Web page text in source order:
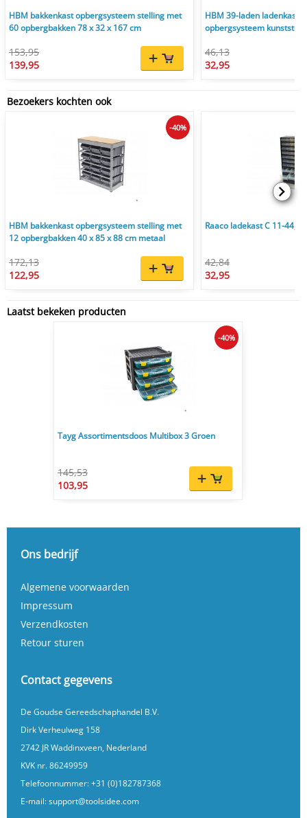
HBM bakkenkast opbergsysteem stelling met
60 opbergbakken 78 x 32 x 167 cm
153,95
139,95
HBM 39-laden ladenkast,
opbergsysteem kunststof
46,13
32,95
Bezoekers kochten ook
HBM bakkenkast opbergsysteem stelling met
12 opbergbakken 40 x 85 x 88 cm metaal
172,13
122,95
-40%
Raaco ladekast C 11-44,
42,84
32,95
Laatst bekeken producten
Tayg Assortimentsdoos Multibox 3 Groen
145,53
103,95
-40%
Ons bedrijf
Algemene voorwaarden
Impressum
Verzendkosten
Retour sturen
Contact gegevens
De Goudse Gereedschaphandel B.V.
Dirk Verheulweg 158
2742 JR Waddinxveen, Nederland
KVK nr. 86249959
Telefoonnummer:+31 (0)182787368
E-mail:support@toolsidee.com